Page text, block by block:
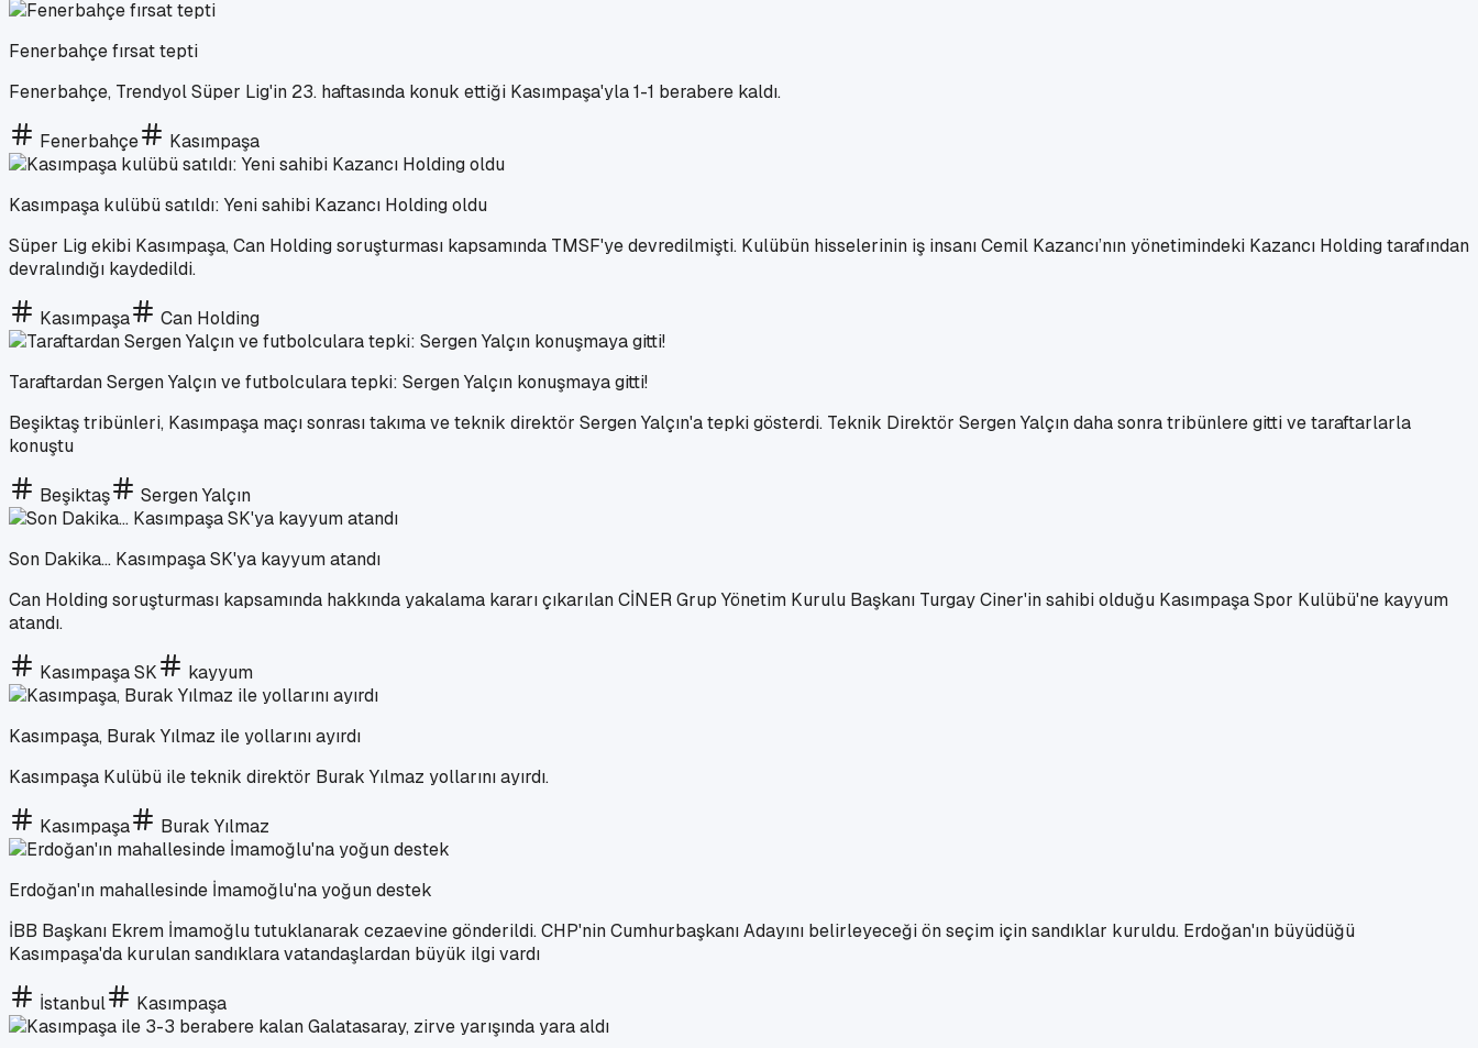
Fenerbahçe fırsat tepti
Fenerbahçe, Trendyol Süper Lig'in 23. haftasında konuk ettiği Kasımpaşa'yla 1-1 berabere kaldı.
Fenerbahçe Kasımpaşa
Kasımpaşa kulübü satıldı: Yeni sahibi Kazancı Holding oldu
Süper Lig ekibi Kasımpaşa, Can Holding soruşturması kapsamında TMSF'ye devredilmişti. Kulübün hisselerinin iş insanı Cemil Kazancı’nın yönetimindeki Kazancı Holding tarafından
devralındığı kaydedildi.
Kasımpaşa Can Holding
Taraftardan Sergen Yalçın ve futbolculara tepki: Sergen Yalçın konuşmaya gitti!
Beşiktaş tribünleri, Kasımpaşa maçı sonrası takıma ve teknik direktör Sergen Yalçın'a tepki gösterdi. Teknik Direktör Sergen Yalçın daha sonra tribünlere gitti ve taraftarlarla
konuştu
Beşiktaş Sergen Yalçın
Son Dakika... Kasımpaşa SK'ya kayyum atandı
Can Holding soruşturması kapsamında hakkında yakalama kararı çıkarılan CİNER Grup Yönetim Kurulu Başkanı Turgay Ciner'in sahibi olduğu Kasımpaşa Spor Kulübü'ne kayyum
atandı.
Kasımpaşa SK kayyum
Kasımpaşa, Burak Yılmaz ile yollarını ayırdı
Kasımpaşa Kulübü ile teknik direktör Burak Yılmaz yollarını ayırdı.
Kasımpaşa Burak Yılmaz
Erdoğan'ın mahallesinde İmamoğlu'na yoğun destek
İBB Başkanı Ekrem İmamoğlu tutuklanarak cezaevine gönderildi. CHP'nin Cumhurbaşkanı Adayını belirleyeceği ön seçim için sandıklar kuruldu. Erdoğan'ın büyüdüğü
Kasımpaşa'da kurulan sandıklara vatandaşlardan büyük ilgi vardı
İstanbul Kasımpaşa